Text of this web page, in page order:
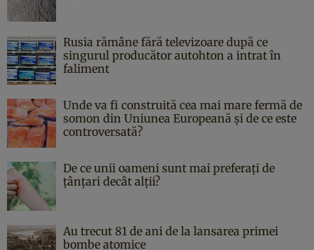
Rusia rămâne fără televizoare după ce
singurul producător autohton a intrat în
faliment
Unde va fi construită cea mai mare fermă de
somon din Uniunea Europeană și de ce este
controversată?
De ce unii oameni sunt mai preferați de
țânțari decât alții?
Au trecut 81 de ani de la lansarea primei
bombe atomice